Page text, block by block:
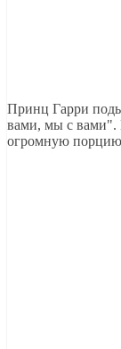
Принц Гарри
вами, мы с вами".
огромную